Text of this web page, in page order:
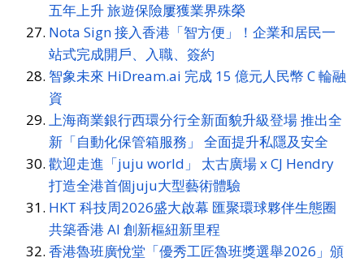
五年上升 旅遊保險屢獲業界殊榮
Nota Sign 接入香港「智方便」！企業和居民一
站式完成開戶、入職、簽約
智象未來 HiDream.ai 完成 15 億元人民幣 C 輪融
資
上海商業銀行西環分行全新面貌升級登場 推出全
新「自動化保管箱服務」 全面提升私隱及安全
歡迎走進「juju world」 太古廣場 x CJ Hendry
打造全港首個juju大型藝術體驗
HKT 科技周2026盛大啟幕 匯聚環球夥伴生態圈
共築香港 AI 創新樞紐新里程
香港魯班廣悅堂「優秀工匠魯班獎選舉2026」頒